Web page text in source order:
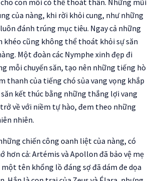
con mồi có thể thoát thân. Những mũi
của nàng, khi rời khỏi cung, như những
đánh trúng mục tiêu. Ngay cả những
khéo cũng không thể thoát khỏi sự săn
Một đoàn các Nymphe xinh đẹp đi
mỗi chuyến săn, tạo nên những tiếng hò
thanh của tiếng chó sủa vang vọng khắp
săn kết thúc bằng những thắng lợi vang
về với niềm tự hào, đem theo những
nhiên.
chiến công oanh liệt của nàng, có
hơn cả: Artémis và Apollon đã bảo vệ mẹ
tên khổng lồ đáng sợ đã dám đe dọa